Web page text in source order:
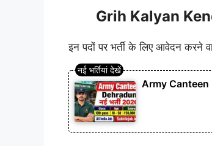
Grih Kalyan
इन पदों पर भर्ती के लिए आवेदन करने
Army Canteen